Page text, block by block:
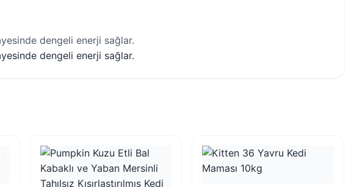
dengeli enerji sağlar.
dengeli enerji sağlar.